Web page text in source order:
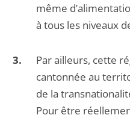
même
à tous les niveaux
Par ailleurs, cette
cantonnée au
de la
Pour être